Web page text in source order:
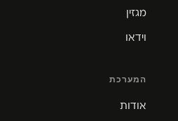
מגזין
וידאו
המערכת
אודות